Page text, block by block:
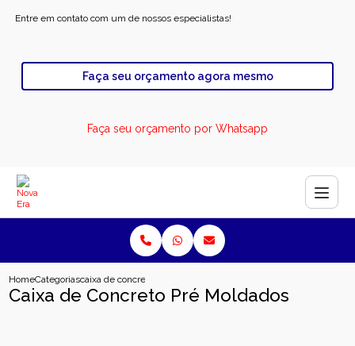
Entre em contato com um de nossos especialistas!
Faça seu orçamento agora mesmo
Faça seu orçamento por Whatsapp
HomeCategoriascaixa de concreto pre moldados
Caixa de Concreto Pré Moldados